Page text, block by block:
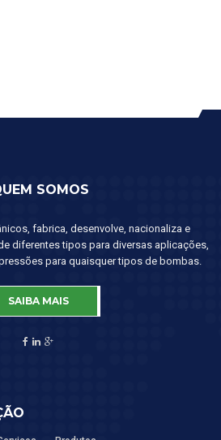
SOMOS
fabrica, desenvolve, nacionaliza e
diferentes tipos para diversas aplicações,
para quaisquer tipos de bombas.
SAIBA MAIS